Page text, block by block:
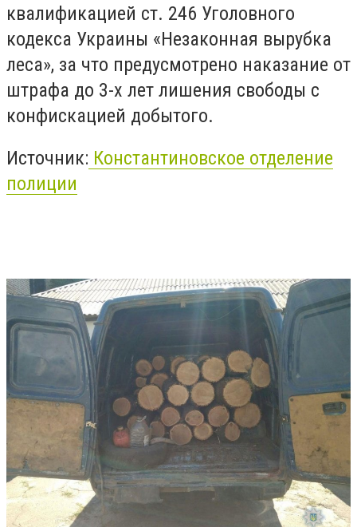
квалификацией ст. 246 Уголовного
кодекса Украины «Незаконная вырубка
леса», за что предусмотрено наказание от
штрафа до 3-х лет лишения свободы с
конфискацией добытого.
Источник: Константиновское отделение
полиции